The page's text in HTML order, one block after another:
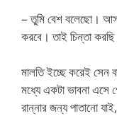
– তুমি বেশ বলেছো।
করবে। তাই চিন্তা
মালতি ইচ্ছে করেই সেন
মধ্যে একটা ভাবনা এসে
রান্নার জন্য পাতানো